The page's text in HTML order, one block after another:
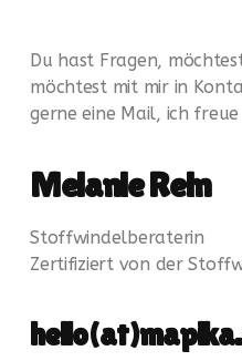
Du hast Fragen,
möchtest mit mir in
gerne eine Mail, ich
Melanie Rein
Stoffwindelberaterin
Zertifiziert von der